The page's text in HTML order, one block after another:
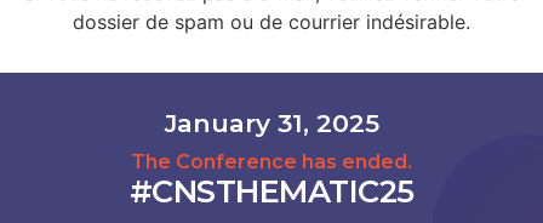
dossier de spam ou de courrier indésirable.
January 31, 2025
The Conference has ended.
#CNSTHEMATIC25